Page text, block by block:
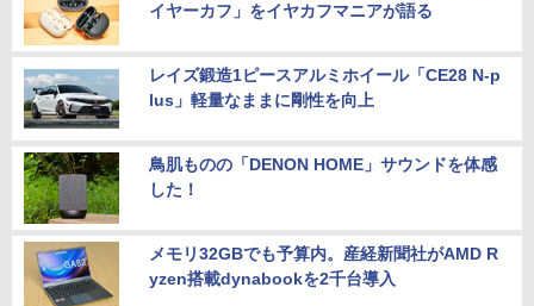
イヤーカフ」をイヤカフマニアが語る
レイズ鍛造1ピースアルミホイール「CE28 N-p
lus」軽量なままに剛性を向上
鳥肌ものの「DENON HOME」サウンドを体感
した！
メモリ32GBでも予算内。産経新聞社がAMD R
yzen搭載dynabookを2千台導入